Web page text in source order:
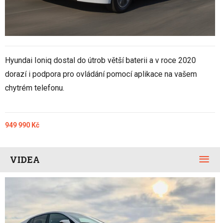
Hyundai Ioniq dostal do útrob větší baterii a v roce 2020
dorazí i podpora pro ovládání pomocí aplikace na vašem
chytrém telefonu.
949 990 Kč
VIDEA